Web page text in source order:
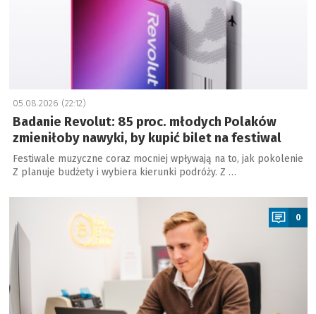
05.08.2026 (22:12)
Badanie Revolut: 85 proc. młodych Polaków
zmieniłoby nawyki, by kupić bilet na festiwal
Festiwale muzyczne coraz mocniej wpływają na to, jak pokolenie
Z planuje budżety i wybiera kierunki podróży. Z …
a
0